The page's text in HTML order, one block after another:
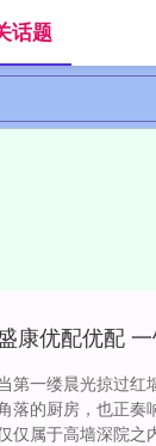
话题
康优配优配
第一缕晨光掠过红
落的厨房，也正奏
仅属于高墙深院之